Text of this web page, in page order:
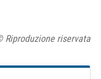
riservata